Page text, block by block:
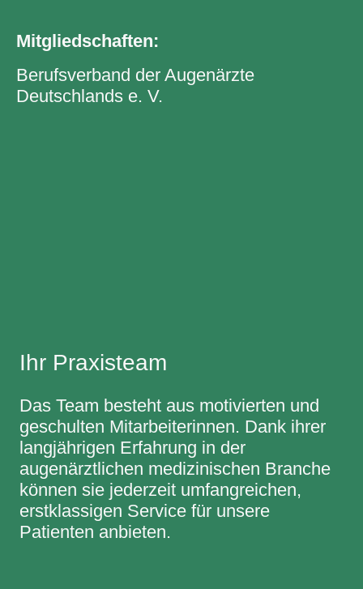
Mitgliedschaften:
Berufsverband der Augenärzte
Deutschlands e. V.
Ihr Praxisteam
Das Team besteht aus motivierten und
geschulten Mitarbeiterinnen. Dank ihrer
langjährigen Erfahrung in der
augenärztlichen medizinischen Branche
können sie jederzeit umfangreichen,
erstklassigen Service für unsere
Patienten anbieten.